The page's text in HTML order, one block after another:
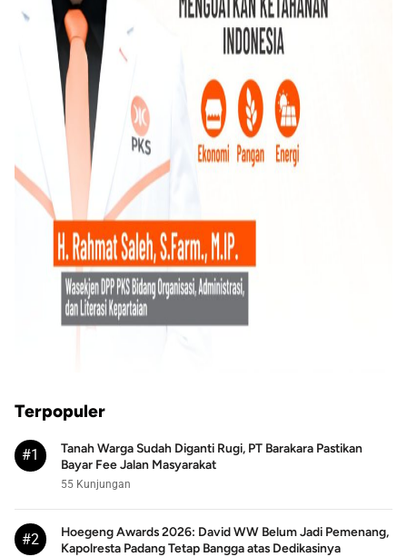
Terpopuler
#1
Tanah Warga Sudah Diganti Rugi, PT Barakara Pastikan
Bayar Fee Jalan Masyarakat
55 Kunjungan
#2
Hoegeng Awards 2026: David WW Belum Jadi Pemenang,
Kapolresta Padang Tetap Bangga atas Dedikasinya